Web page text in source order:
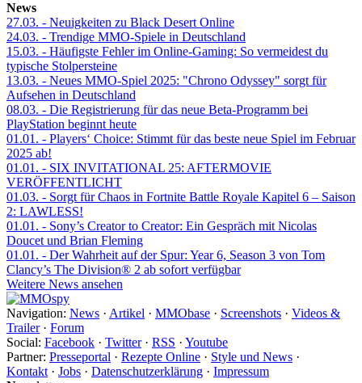
News
27.03. - Neuigkeiten zu Black Desert Online
24.03. - Trendige MMO-Spiele in Deutschland
15.03. - Häufigste Fehler im Online-Gaming: So vermeidest du
typische Stolpersteine
13.03. - Neues MMO-Spiel 2025: "Chrono Odyssey" sorgt für
Aufsehen in Deutschland
08.03. - Die Registrierung für das neue Beta-Programm bei
PlayStation beginnt heute
01.01. - Players‘ Choice: Stimmt für das beste neue Spiel im Februar
2025 ab!
01.01. - SIX INVITATIONAL 25: AFTERMOVIE
VERÖFFENTLICHT
01.03. - Sorgt für Chaos in Fortnite Battle Royale Kapitel 6 – Saison
2: LAWLESS!
01.01. - Sony’s Creator to Creator: Ein Gespräch mit Nicolas
Doucet und Brian Fleming
01.01. - Der Wahrheit auf der Spur: Year 6, Season 3 von Tom
Clancy’s The Division® 2 ab sofort verfügbar
Weitere News ansehen
Navigation: News · Artikel · MMObase · Screenshots · Videos &
Trailer· Forum
Social: Facebook · Twitter· RSS · Youtube
Partner: Presseportal · Rezepte Online · Style und News ·
Kontakt · Jobs · Datenschutzerklärung · Impressum